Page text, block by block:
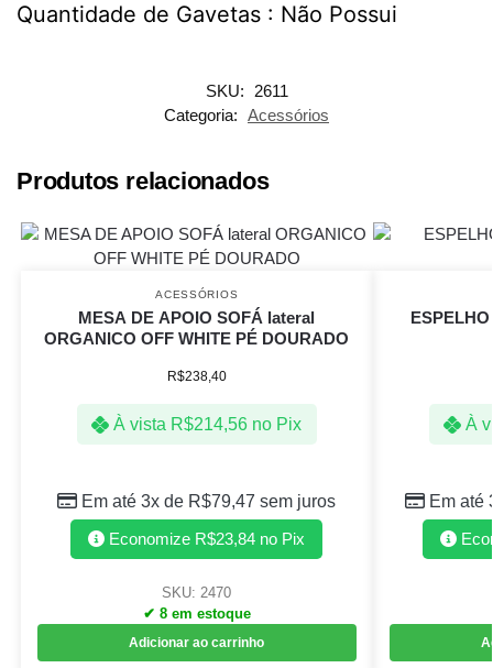
Quantidade de Gavetas : Não Possui
SKU:
2611
Categoria: Acessórios
Produtos relacionados
ACESSÓRIOS
MESA DE APOIO SOFÁ lateral
ORGANICO OFF WHITE PÉ DOURADO
R$238,40
À vista R$214,56 no Pix
Em até 3x de R$79,47 sem juros
Economize R$23,84 no Pix
SKU: 2470
✔ 8 em estoque
Adicionar ao carrinho
À
Em até